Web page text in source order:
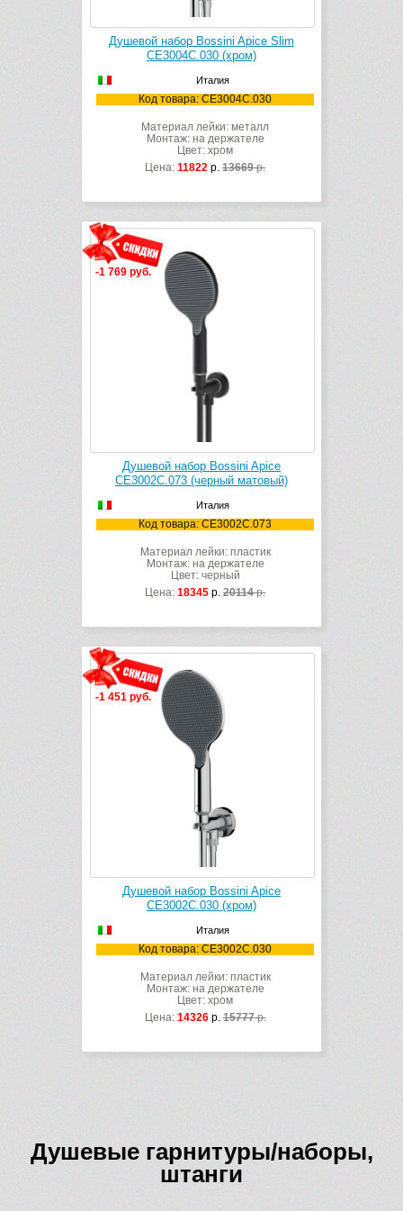
Душевой набор Bossini Apice Slim
CE3004C.030 (хром)
Италия
Код товара: CE3004C.030
Материал лейки: металл
Монтаж: на держателе
Цвет: хром
Цена: 11822 р. 13669р.
-1 769 руб.
Душевой набор Bossini Apice
CE3002C.073 (черный матовый)
Италия
Код товара: CE3002C.073
Материал лейки: пластик
Монтаж: на держателе
Цвет: черный
Цена: 18345 р. 20114р.
-1 451 руб.
Душевой набор Bossini Apice
CE3002C.030 (хром)
Италия
Код товара: CE3002C.030
Материал лейки: пластик
Монтаж: на держателе
Цвет: хром
Цена: 14326р.15777р.
Душевые гарнитуры/наборы,
штанги